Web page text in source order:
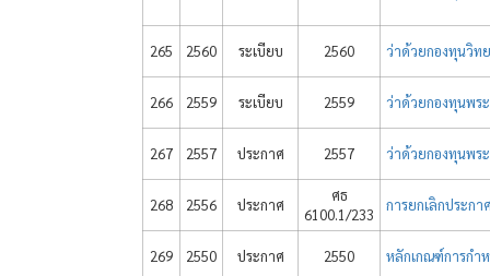
265 2560 ระเบียบ 2560 ว่าด้วยกองทุนวิ
266 2559 ระเบียบ 2559 ว่าด้วยกองทุนพ
267 2557 ประกาศ 2557 ว่าด้วยกองทุนพ
268 2556 ประกาศ
ศธ
6100.1/233
การยกเลิกประก
269 2550 ประกาศ 2550 หลักเกณฑ์การกำ